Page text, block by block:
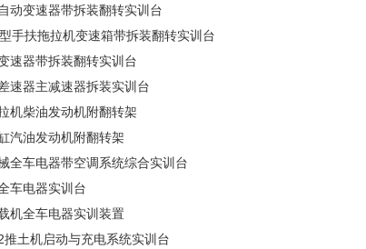
动变速器带拆装翻转实训台
手扶拖拉机变速箱带拆装翻转实训台
速器带拆装翻转实训台
速器主减速器拆装实训台
机柴油发动机附翻转架
汽油发动机附翻转架
全车电器带空调系统综合实训台
车电器实训台
机全车电器实训装置
推土机启动与充电系统实训台